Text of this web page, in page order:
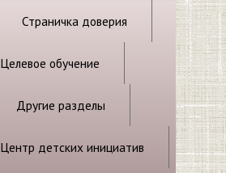
Страничка доверия
Целевое обучение
Другие разделы
Центр детских инициатив